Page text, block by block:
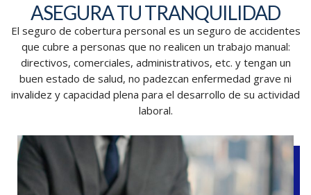
ASEGURA TU TRANQUILIDAD
El seguro de cobertura personal es un seguro de accidentes
que cubre a personas que no realicen un trabajo manual:
directivos, comerciales, administrativos, etc. y tengan un
buen estado de salud, no padezcan enfermedad grave ni
invalidez y capacidad plena para el desarrollo de su actividad
laboral.